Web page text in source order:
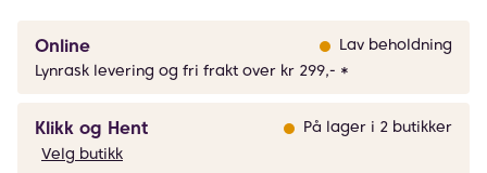
Online
Lav beholdning
Lynrask levering og fri frakt over kr 299,- *
Klikk og Hent
På lager i 2 butikker
Velg butikk